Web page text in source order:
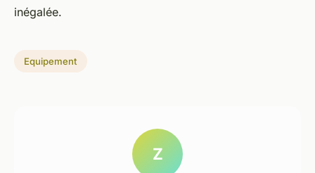
inégalée.
Equipement
Z